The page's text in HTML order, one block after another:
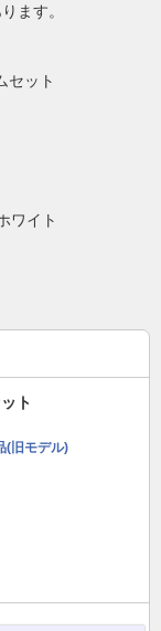
ます。
ット
ワイト
ト
(旧モデル)